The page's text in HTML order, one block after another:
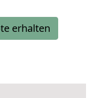
erhalten